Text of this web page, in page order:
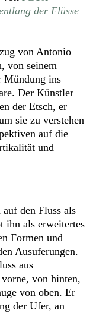
der Flüsse
von Antonio
von seinem
Mündung ins
Der Künstler
der Etsch, er
sie zu verstehen
auf die
und
den Fluss als
ihn als erweitertes
Formen und
Ausuferungen.
aus
von hinten,
von oben. Er
der Ufer, an